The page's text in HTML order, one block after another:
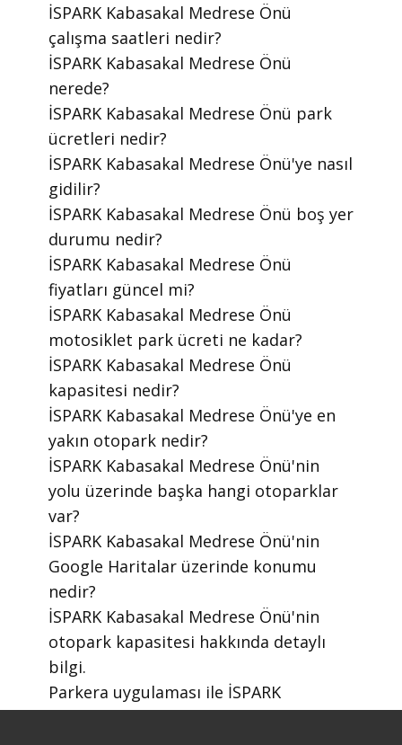
​İSPARK Kabasakal Medrese Önü
çalışma saatleri nedir?
​İSPARK Kabasakal Medrese Önü
nerede?
​İSPARK Kabasakal Medrese Önü park
ücretleri nedir?
​İSPARK Kabasakal Medrese Önü'ye nasıl
gidilir?
​İSPARK Kabasakal Medrese Önü boş yer
durumu nedir?
​İSPARK Kabasakal Medrese Önü
fiyatları güncel mi?
​İSPARK Kabasakal Medrese Önü
motosiklet park ücreti ne kadar?
​İSPARK Kabasakal Medrese Önü
kapasitesi nedir?
​İSPARK Kabasakal Medrese Önü'ye en
yakın otopark nedir?
​İSPARK Kabasakal Medrese Önü'nin
yolu üzerinde başka hangi otoparklar
var?
​İSPARK Kabasakal Medrese Önü'nin
Google Haritalar üzerinde konumu
nedir?
​İSPARK Kabasakal Medrese Önü'nin
otopark kapasitesi hakkında detaylı
bilgi.
​Parkera uygulaması ile İSPARK
otoparklarını nasıl bulabilirim?